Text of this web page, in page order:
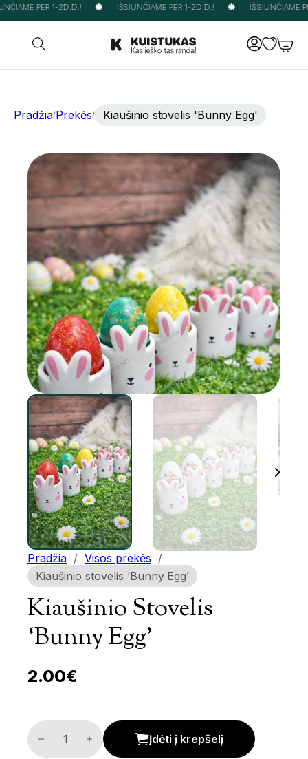
PER 1-2D.D.! IŠSIUNČIAME PER 1-2D.D.! IŠSIUNČIAME
Pradžia/Prekės/ Kiaušinio stovelis 'Bunny Egg'
Pradžia / Visos prekės /
Kiaušinio stovelis ‘Bunny Egg’
Kiaušinio Stovelis
‘Bunny Egg’
2.00€
Kiaušinio stovelis 'Bunny Egg' kiekis
Įdėti į krepšelį